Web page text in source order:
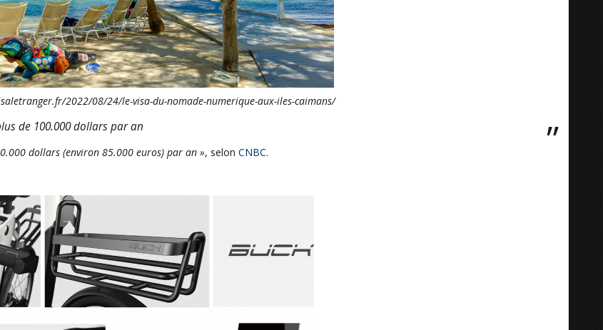
2022/08/24/le-visa-du-nomade-numerique-aux-iles-caimans/
de 100.000 dollars par an
dollars (environ 85.000 euros) par an », selon CNBC.